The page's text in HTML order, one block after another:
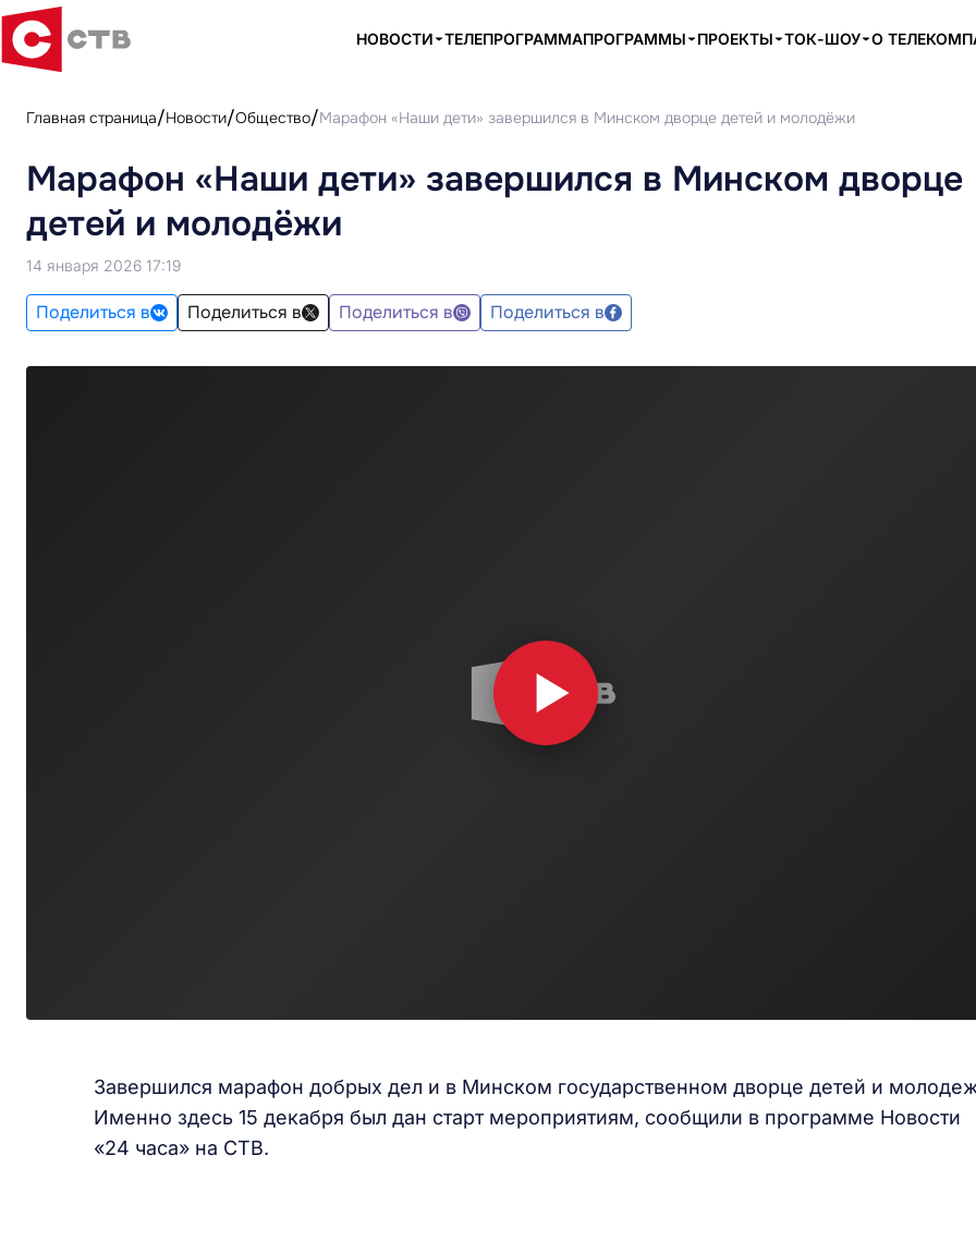
НОВОСТИ ТЕЛЕПРОГРАММАПРОГРАММЫ ПРОЕКТЫ ТОК-ШОУ О
Главная страница Новости Общество Марафон «Наши дети» завершился в Минском дворце детей и молодёжи
Марафон «Наши дети» завершился в Минском дворце
детей и молодёжи
14 января 2026 17:19
Поделиться в Поделиться в Поделиться в Поделиться в
Завершился марафон добрых дел и в Минском государственном дворце детей и
Именно здесь 15 декабря был дан старт мероприятиям, сообщили в программе Новости
«24 часа» на СТВ.